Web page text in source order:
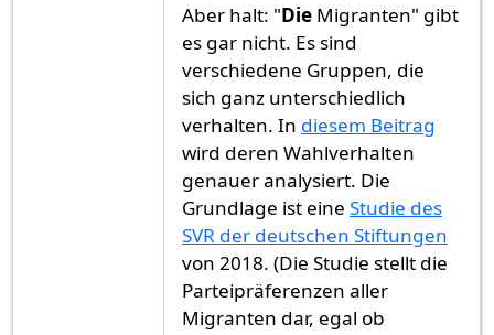
Aber halt: "Die Migranten" gibt
es gar nicht. Es sind
verschiedene Gruppen, die
sich ganz unterschiedlich
verhalten. In diesem Beitrag
wird deren Wahlverhalten
genauer analysiert. Die
Grundlage ist eine Studie des
SVR der deutschen Stiftungen
von 2018. (Die Studie stellt die
Parteipräferenzen aller
Migranten dar, egal ob